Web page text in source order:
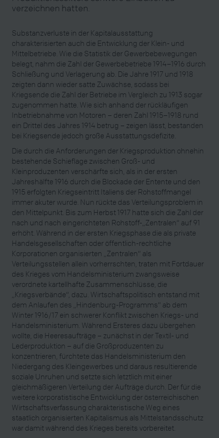
verzeichnen hatten.
Substanzverluste in der Kapitalausstattung
charakterisierten auch die Entwicklung der Klein- und
Mittelbetriebe. Wie die Statistik der Gewerbebewegungen
belegt, nahm die Zahl der Gewerbebetriebe 1914–1916 durch
Schließung und Verlagerung ab. Die Jahre 1917 und 1918
zeigten dann wieder satte Zuwächse, sodass bei
Kriegsende die Zahl der Betriebe im Vergleich zu 1913 sogar
zugenommen hatte. Wie sich anhand der rückläufigen
Inbetriebnahme von Motoren – deren Zahl 1915–1918 rund
ein Drittel des Jahres 1914 betrug – zeigen lässt, bestanden
bei Kriegsende jedoch große Ausstattungsdefizite.
Die durch die Anforderungen der Kriegsproduktion ohnehin
bestehende Schieflage zwischen Groß- und
Kleinproduzenten verschärfte sich, als in der ersten
Jahreshälfte 1916 durch die Blockade der Entente und den
1915 erfolgten Kriegseintritt Italiens der Rohstoffmangel
immer akuter wurde. Nun rückte das Verteilungsproblem in
den Mittelpunkt. Bis zum Herbst 1917 hatte sich die Zahl der
nach und nach eingerichteten Rohstoff-„Zentralen“ auf 91
erhöht. Während in der ersten Kriegsphase die als private
Handelsgesellschaften oder öffentlich-rechtliche
Korporationen organisierten „Zentralen“ als
Verteilungsstellen allein vorherrschten, traten mit Fortdauer
des Krieges vom Handelsministerium zwangsweise
verordnete kartellhafte Zusammenschlüsse, die
„Kriegsverbände“, dazu. Wirtschaftspolitisch entstand mit
dem Anlaufen des „Hindenburg-Programms“ ab dem
Winter 1916/17 ein schwerer Konflikt zwischen Kriegs- und
Handelsministerium. Während Ersteres dazu übergehen
wollte, die Heeresaufträge – zunächst in der Textil- und
Lederproduktion – auf die Großproduzenten zu
konzentrieren, fürchtete das Handelsministerium den
Niedergang des Kleingewerbes und daraus resultierende
soziale Unruhen und setzte sich letztlich mit einer
gleichmäßigeren Verteilung der Aufträge durch. Der für die
weitere korporatistische Entwicklung der österreichischen
Wirtschaftsverfassung charakteristische Weg eines
staatlich organisierten Kapitalismus als Mittelstandsschutz
war damit während des Krieges bereits vorbereitet.